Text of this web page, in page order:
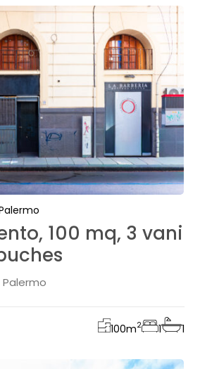
100 mq, 3 vani
Palermo
100m2 1 1